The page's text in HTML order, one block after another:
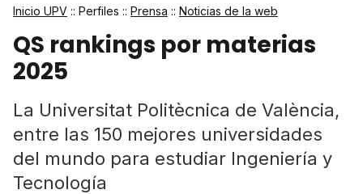
Inicio UPV :: Perfiles :: Prensa :: Noticias de la web
QS rankings por materias
2025
La Universitat Politècnica de València,
entre las 150 mejores universidades
del mundo para estudiar Ingeniería y
Tecnología